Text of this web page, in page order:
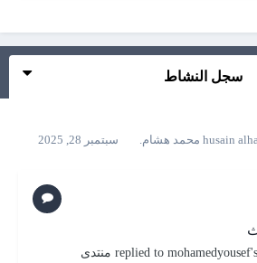
سجل النشاط
husain محمد هشام. سبتمبر 28, 2025
mohamedyousef
منتدى